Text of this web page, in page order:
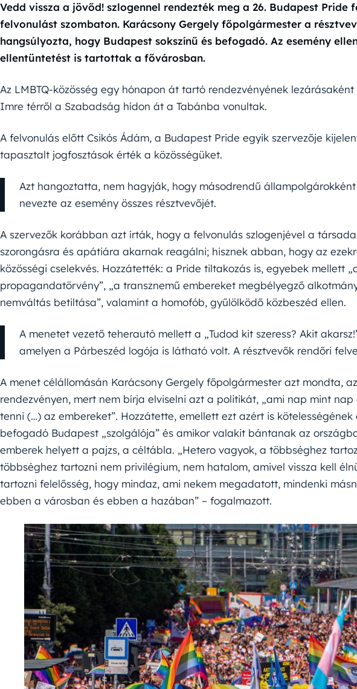
Vedd vissza a jövőd! szlogennel rendezték meg a 26. Budapest Pride
felvonulást szombaton. Karácsony Gergely főpolgármester a
hangsúlyozta, hogy Budapest sokszínű és befogadó. Az esemény
ellentüntetést is tartottak a fővárosban.
Az LMBTQ-közösség egy hónapon át tartó rendezvényének
Imre térről a Szabadság hídon át a Tabánba vonultak.
A felvonulás előtt Csikós Ádám, a Budapest Pride egyik szervezője
tapasztalt jogfosztások érték a közösségüket.
Azt hangoztatta, nem hagyják, hogy másodrendű
nevezte az esemény összes résztvevőjét.
A szervezők korábban azt írták, hogy a felvonulás szlogenjével a
szorongásra és apátiára akarnak reagálni; hisznek abban, hogy az
közösségi cselekvés. Hozzátették: a Pride tiltakozás is, egyebek mellett
propagandatörvény”, „a transznemű embereket megbélyegző
nemváltás betiltása”, valamint a homofób, gyűlölködő közbeszéd ellen.
A menetet vezető teherautó mellett a „Tudod kit szeress? Akit
amelyen a Párbeszéd logója is látható volt. A résztvevők rendőri
A menet célállomásán Karácsony Gergely főpolgármester azt mondta,
rendezvényen, mert nem bírja elviselni azt a politikát, „ami nap mint
tenni (…) az embereket”. Hozzátette, emellett ezt azért is kötelességének
befogadó Budapest „szolgálója” és amikor valakit bántanak az
emberek helyett a pajzs, a céltábla. „Hetero vagyok, a többséghez
többséghez tartozni nem privilégium, nem hatalom, amivel vissza kell
tartozni felelősség, hogy mindaz, ami nekem megadatott, mindenki
ebben a városban és ebben a hazában” – fogalmazott.